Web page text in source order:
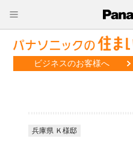
ビジネスのお客様へ
兵庫県 Ｋ様邸